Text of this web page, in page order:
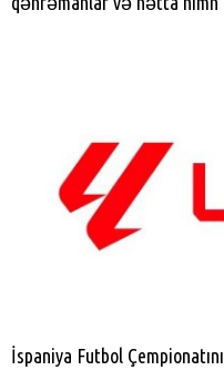
İspaniya Futbol